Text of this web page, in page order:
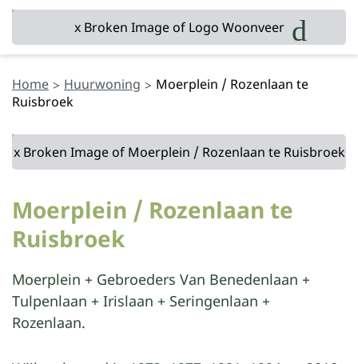
Home Huurwoning
Moerplein / Rozenlaan te
Ruisbroek
Moerplein / Rozenlaan te
Ruisbroek
Moerplein + Gebroeders Van Benedenlaan +
Tulpenlaan + Irislaan + Seringenlaan +
Rozenlaan.